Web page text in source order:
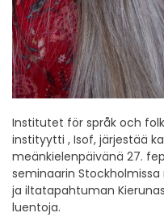
Institutet för språk och
instityytti , Isof, järjestää
meänkielenpäivänä 27.
seminaarin
ja iltatapahtuman
luentoja.